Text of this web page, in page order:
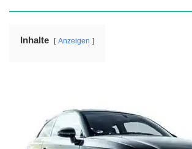
Inhalte Anzeigen